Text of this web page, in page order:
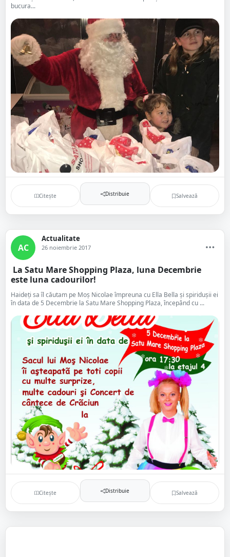
bucura...
Citește Distribuie Salvează
AC
Actualitate
26 noiembrie 2017
La Satu Mare Shopping Plaza, luna Decembrie
este luna cadourilor!
Haideți sa îl căutam pe Moș Nicolae împreuna cu Ella Bella și spiridușii ei
în data de 5 Decembrie la Satu Mare Shopping Plaza, începând cu ...
Citește Distribuie Salvează